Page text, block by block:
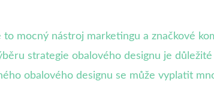
mocný nástroj marketingu a značkové
strategie obalového designu je
obalového designu se může vyplatit